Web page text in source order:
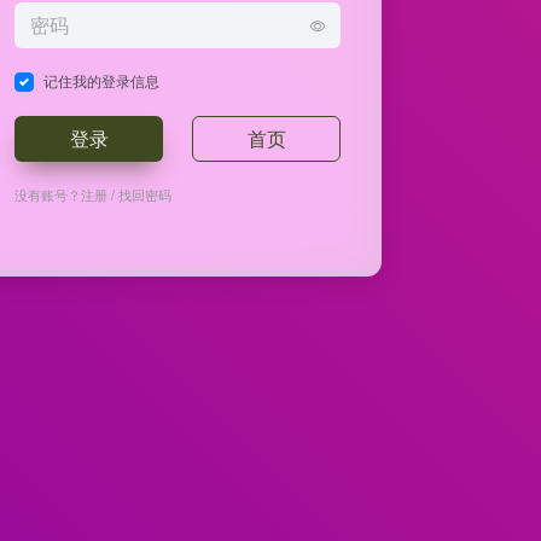
记住我的登录信息
登录 首页
没有账号？注册/找回密码